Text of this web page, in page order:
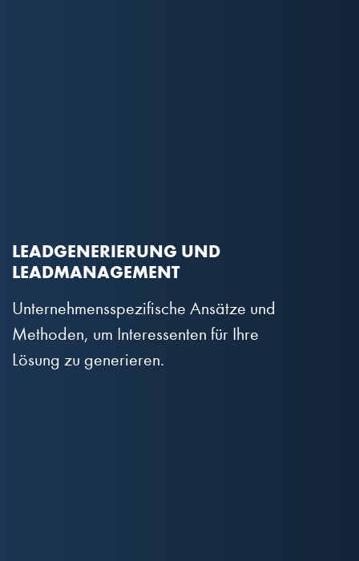
LEADGENERIERUNG UND
LEADMANAGEMENT
Unternehmensspezifische Ansätze und
Methoden, um Interessenten für Ihre
Lösung zu generieren.